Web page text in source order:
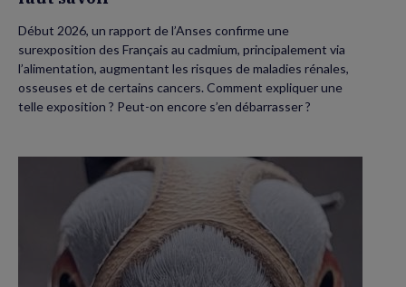
Début 2026, un rapport de l’Anses confirme une
surexposition des Français au cadmium, principalement via
l’alimentation, augmentant les risques de maladies rénales,
osseuses et de certains cancers. Comment expliquer une
telle exposition ? Peut-on encore s’en débarrasser ?